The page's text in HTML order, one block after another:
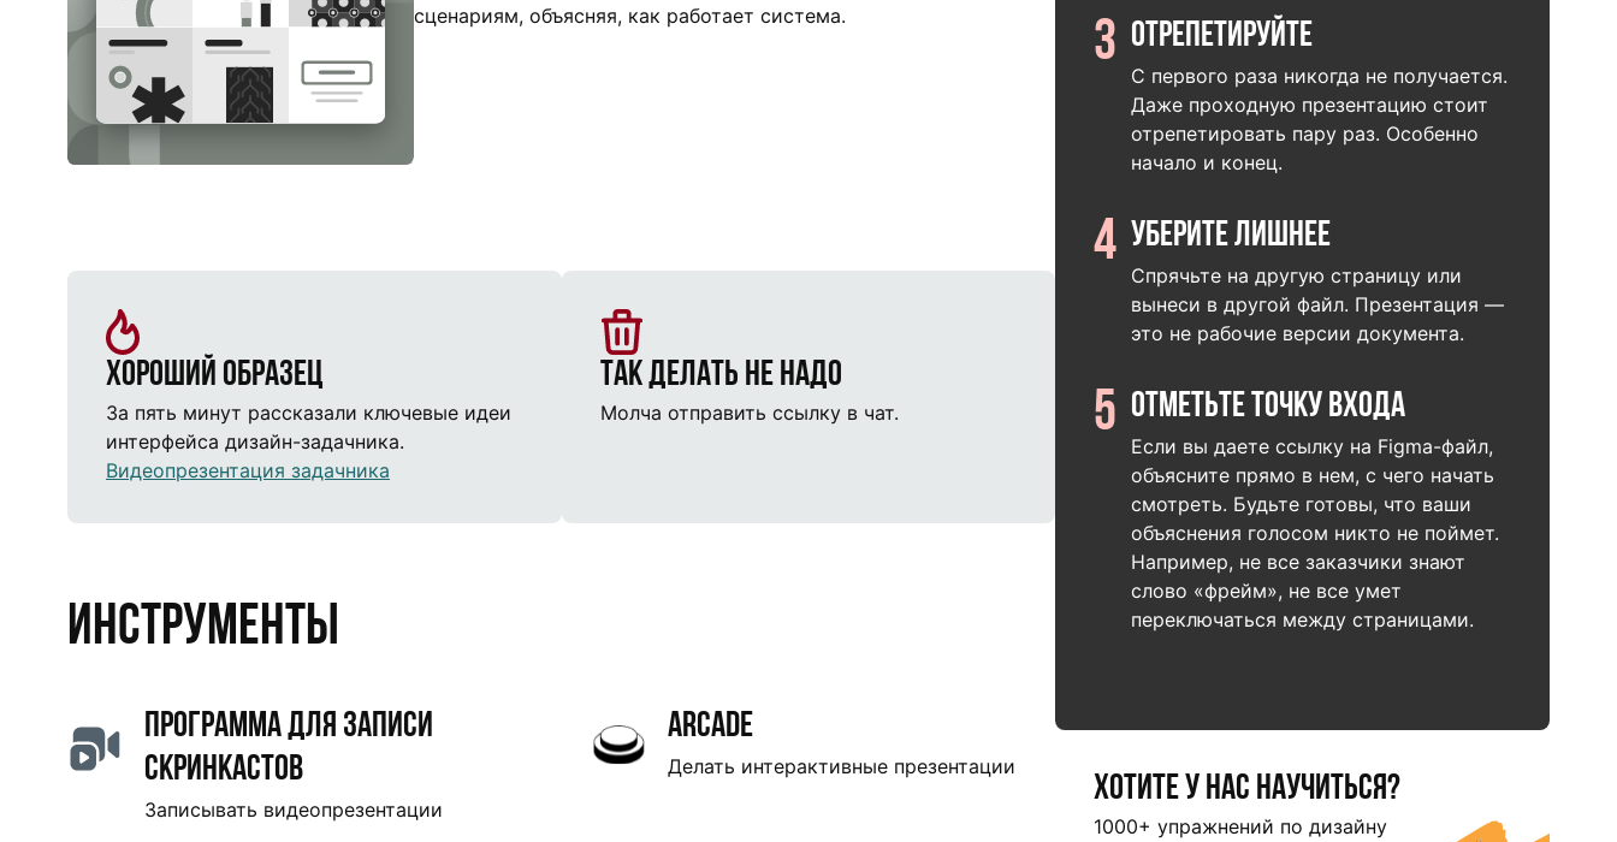
сценариям, объясняя, как работает система.
Хороший образец
За пять минут рассказали ключевые идеи
интерфейса дизайн-задачника.
Видеопрезентация задачника
Так делать не надо
Молча отправить ссылку в чат.
Инструменты
Программа для записи
скринкастов
Записывать видеопрезентации
Arcade
Делать интерактивные презентации
3 Отрепетируйте
С первого раза никогда не получается.
Даже проходную презентацию стоит
отрепетировать пару раз. Особенно
начало и конец.
4 Уберите лишнее
Спрячьте на другую страницу или
вынеси в другой файл. Презентация —
это не рабочие версии документа.
5 Отметьте точку входа
Если вы даете ссылку на Figma-файл,
объясните прямо в нем, с чего начать
смотреть. Будьте готовы, что ваши
объяснения голосом никто не поймет.
Например, не все заказчики знают
слово «фрейм», не все умет
переключаться между страницами.
Хотите у нас научиться?
1000+ упражнений по дизайну